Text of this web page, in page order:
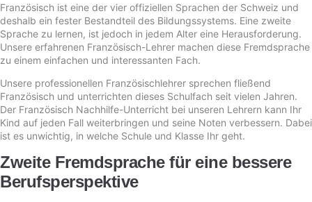
Französisch ist eine der vier offiziellen Sprachen der Schweiz und
deshalb ein fester Bestandteil des Bildungssystems. Eine zweite
Sprache zu lernen, ist jedoch in jedem Alter eine Herausforderung.
Unsere erfahrenen Französisch-Lehrer machen diese Fremdsprache
zu einem einfachen und interessanten Fach.
Unsere professionellen Französischlehrer sprechen fließend
Französisch und unterrichten dieses Schulfach seit vielen Jahren.
Der Französisch Nachhilfe-Unterricht bei unseren Lehrern kann Ihr
Kind auf jeden Fall weiterbringen und seine Noten verbessern. Dabei
ist es unwichtig, in welche Schule und Klasse Ihr geht.
Zweite Fremdsprache für eine bessere
Berufsperspektive